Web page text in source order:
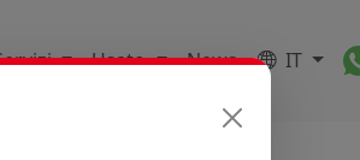
Usato News IT